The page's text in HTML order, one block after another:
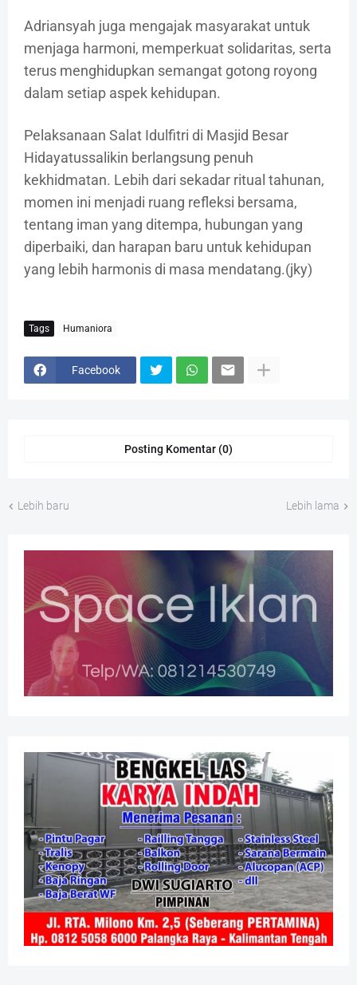
Adriansyah juga mengajak masyarakat untuk
menjaga harmoni, memperkuat solidaritas, serta
terus menghidupkan semangat gotong royong
dalam setiap aspek kehidupan.
Pelaksanaan Salat Idulfitri di Masjid Besar
Hidayatussalikin berlangsung penuh
kekhidmatan. Lebih dari sekadar ritual tahunan,
momen ini menjadi ruang refleksi bersama,
tentang iman yang ditempa, hubungan yang
diperbaiki, dan harapan baru untuk kehidupan
yang lebih harmonis di masa mendatang.(jky)
Tags Humaniora
Facebook
Posting Komentar (0)
Lebih baru Lebih lama